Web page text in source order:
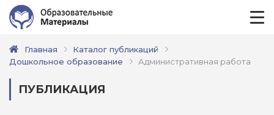
Главная
Каталог публикаций
Дошкольное образование
Административная работа
ПУБЛИКАЦИЯ